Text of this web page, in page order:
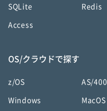
SQLite Redis
Access
OS/クラウドで探す
z/OS AS/400
Windows MacOS